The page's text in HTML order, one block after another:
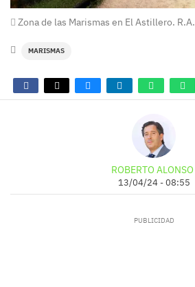
Zona de las Marismas en El Astillero. R.A.
MARISMAS
ROBERTO ALONSO
13/04/24 - 08:55